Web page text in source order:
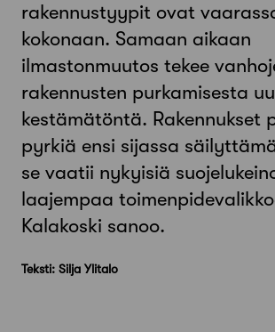
rakennustyypit ovat
kokonaan. Samaan aikaan
ilmastonmuutos tekee
rakennusten purkamisesta
kestämätöntä. Rakennukset
pyrkiä ensi sijassa
se vaatii nykyisiä
laajempaa
Kalakoski sanoo.
Teksti: Silja Ylitalo